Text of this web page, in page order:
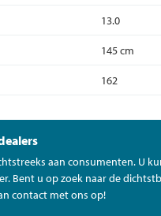
13.0
145 cm
162
aan consumenten. U
Bent u op zoek naar de
contact met ons op!